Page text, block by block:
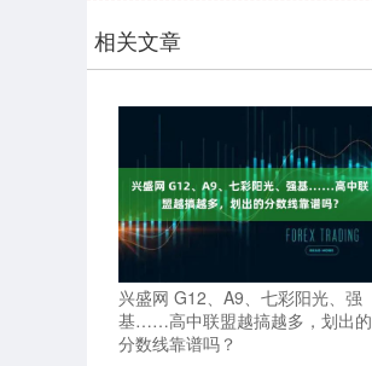
相关文章
兴盛网 G12、A9、七彩阳光、强
基……高中联盟越搞越多，划出的
分数线靠谱吗？